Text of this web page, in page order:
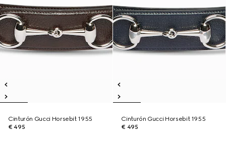
Cinturón Gucci Horsebit 1955
€ 495
Cinturón Gucci Horsebit 1955
€ 495